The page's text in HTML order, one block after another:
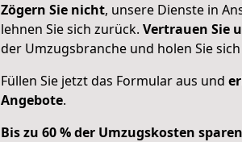
Zögern Sie nicht, unsere Dienste in
lehnen Sie sich zurück. Vertrauen Sie
der Umzugsbranche und holen Sie
Füllen Sie jetzt das Formular aus und
Angebote.
Bis zu 60 % der Umzugskosten sparen